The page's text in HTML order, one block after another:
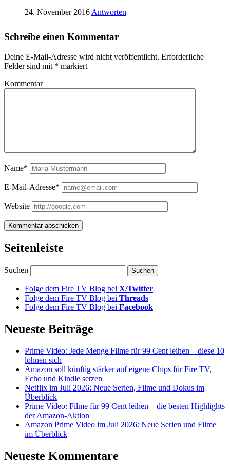
24. November 2016 Antworten
Schreibe einen Kommentar
Deine E-Mail-Adresse wird nicht veröffentlicht. Erforderliche
Felder sind mit * markiert
Kommentar
Name*
E-Mail-Adresse*
Website
Seitenleiste
Suchen
Folge dem Fire TV Blog bei X/Twitter
Folge dem Fire TV Blog bei Threads
Folge dem Fire TV Blog bei Facebook
Neueste Beiträge
Prime Video: Jede Menge Filme für 99 Cent leihen – diese 10
lohnen sich
Amazon soll künftig stärker auf eigene Chips für Fire TV,
Echo und Kindle setzen
Netflix im Juli 2026: Neue Serien, Filme und Dokus im
Überblick
Prime Video: Filme für 99 Cent leihen – die besten Highlights
der Amazon-Aktion
Amazon Prime Video im Juli 2026: Neue Serien und Filme
im Überblick
Neueste Kommentare